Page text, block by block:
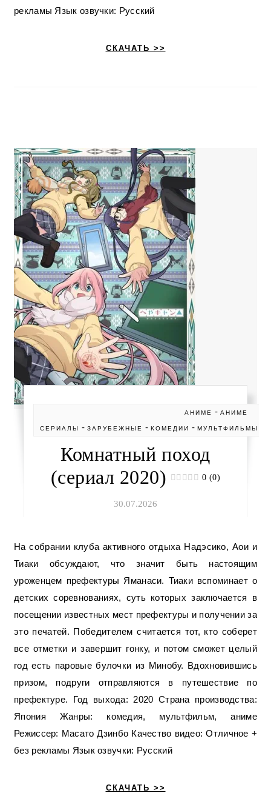
рекламы Язык озвучки: Русский
СКАЧАТЬ >>
АНИМЕ -АНИМЕ
СЕРИАЛЫ -ЗАРУБЕЖНЫЕ -КОМЕДИИ -МУЛЬТФИЛЬМЫ
Комнатный поход
(сериал 2020)
0 (0)
30.07.2026
На собрании клуба активного отдыха Надэсико, Аои и
Тиаки обсуждают, что значит быть настоящим
уроженцем префектуры Яманаси. Тиаки вспоминает о
детских соревнованиях, суть которых заключается в
посещении известных мест префектуры и получении за
это печатей. Победителем считается тот, кто соберет
все отметки и завершит гонку, и потом сможет целый
год есть паровые булочки из Минобу. Вдохновившись
призом, подруги отправляются в путешествие по
префектуре. Год выхода: 2020 Страна производства:
Япония Жанры: комедия, мультфильм, аниме
Режиссер: Масато Дзинбо Качество видео: Отличное +
без рекламы Язык озвучки: Русский
СКАЧАТЬ >>